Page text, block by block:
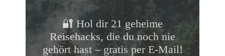
🔐 Hol dir 21 geheime
Reisehacks, die du noch nie
gehört hast – gratis per E-Mail!